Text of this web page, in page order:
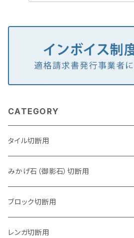
CATEGORY
タイル切断用
105mm（4インチ）
125mm（5インチ）
グラインダー取付用
みかげ石（御影石）切断用
105mm（4インチ）
セグメントタイプ
125mm（5インチ）
ブロック切断用
105mm（4インチ）
レンガ切断用